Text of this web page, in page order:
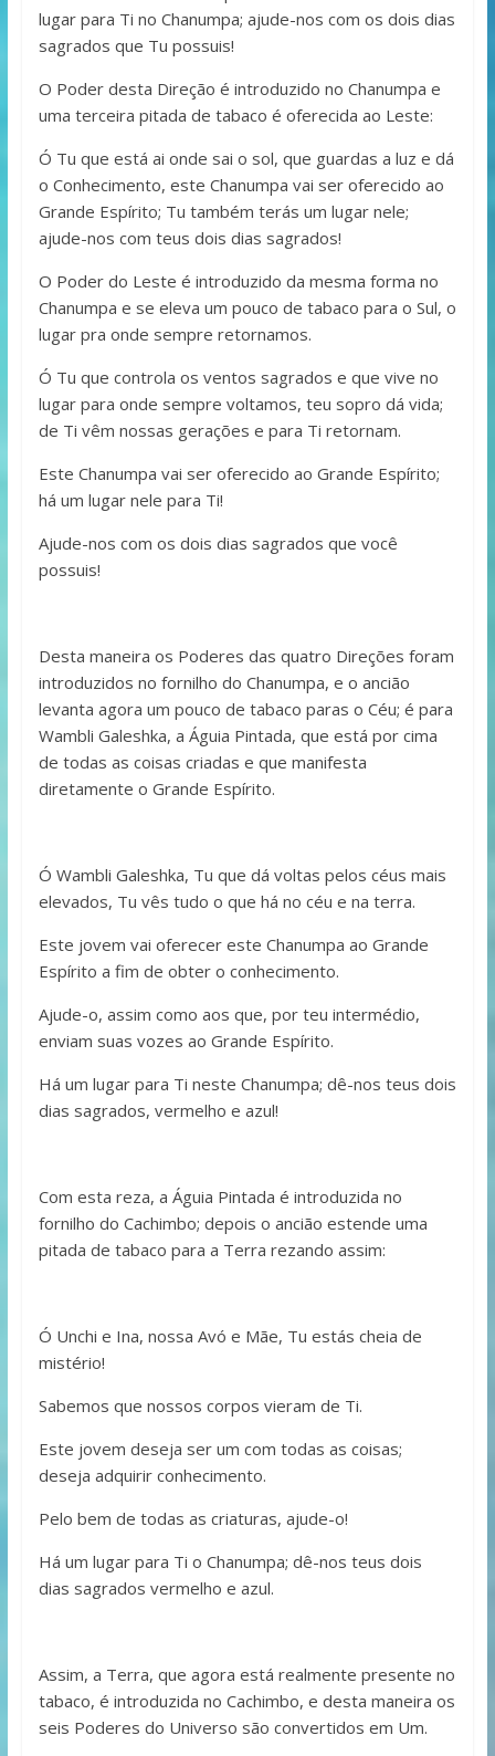
lugar para Ti no Chanumpa; ajude-nos com os dois dias
sagrados que Tu possuis!
O Poder desta Direção é introduzido no Chanumpa e
uma terceira pitada de tabaco é oferecida ao Leste:
Ó Tu que está ai onde sai o sol, que guardas a luz e dá
o Conhecimento, este Chanumpa vai ser oferecido ao
Grande Espírito; Tu também terás um lugar nele;
ajude-nos com teus dois dias sagrados!
O Poder do Leste é introduzido da mesma forma no
Chanumpa e se eleva um pouco de tabaco para o Sul, o
lugar pra onde sempre retornamos.
Ó Tu que controla os ventos sagrados e que vive no
lugar para onde sempre voltamos, teu sopro dá vida;
de Ti vêm nossas gerações e para Ti retornam.
Este Chanumpa vai ser oferecido ao Grande Espírito;
há um lugar nele para Ti!
Ajude-nos com os dois dias sagrados que você
possuis!
Desta maneira os Poderes das quatro Direções foram
introduzidos no fornilho do Chanumpa, e o ancião
levanta agora um pouco de tabaco paras o Céu; é para
Wambli Galeshka, a Águia Pintada, que está por cima
de todas as coisas criadas e que manifesta
diretamente o Grande Espírito.
Ó Wambli Galeshka, Tu que dá voltas pelos céus mais
elevados, Tu vês tudo o que há no céu e na terra.
Este jovem vai oferecer este Chanumpa ao Grande
Espírito a fim de obter o conhecimento.
Ajude-o, assim como aos que, por teu intermédio,
enviam suas vozes ao Grande Espírito.
Há um lugar para Ti neste Chanumpa; dê-nos teus dois
dias sagrados, vermelho e azul!
Com esta reza, a Águia Pintada é introduzida no
fornilho do Cachimbo; depois o ancião estende uma
pitada de tabaco para a Terra rezando assim:
Ó Unchi e Ina, nossa Avó e Mãe, Tu estás cheia de
mistério!
Sabemos que nossos corpos vieram de Ti.
Este jovem deseja ser um com todas as coisas;
deseja adquirir conhecimento.
Pelo bem de todas as criaturas, ajude-o!
Há um lugar para Ti o Chanumpa; dê-nos teus dois
dias sagrados vermelho e azul.
Assim, a Terra, que agora está realmente presente no
tabaco, é introduzida no Cachimbo, e desta maneira os
seis Poderes do Universo são convertidos em Um.